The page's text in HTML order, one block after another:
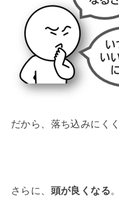
だから、落ち込みにく
さらに、 頭が良くなる。